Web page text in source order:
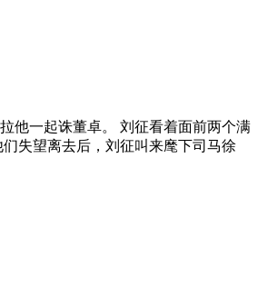
他一起诛董卓。 刘征看着面前两个满
失望离去后，刘征叫来麾下司马徐